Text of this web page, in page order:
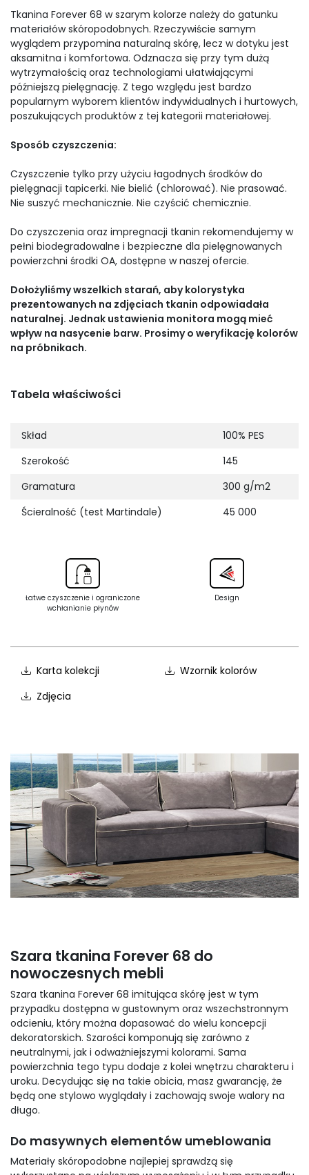
Tkanina Forever 68 w szarym kolorze należy do gatunku
materiałów skóropodobnych. Rzeczywiście samym
wyglądem przypomina naturalną skórę, lecz w dotyku jest
aksamitna i komfortowa. Odznacza się przy tym dużą
wytrzymałością oraz technologiami ułatwiającymi
późniejszą pielęgnację. Z tego względu jest bardzo
popularnym wyborem klientów indywidualnych i hurtowych,
poszukujących produktów z tej kategorii materiałowej.
Sposób czyszczenia:
Czyszczenie tylko przy użyciu łagodnych środków do
pielęgnacji tapicerki. Nie bielić (chlorować). Nie prasować.
Nie suszyć mechanicznie. Nie czyścić chemicznie.
Do czyszczenia oraz impregnacji tkanin rekomendujemy w
pełni biodegradowalne i bezpieczne dla pielęgnowanych
powierzchni środki OA, dostępne w naszej ofercie.
Dołożyliśmy wszelkich starań, aby kolorystyka
prezentowanych na zdjęciach tkanin odpowiadała
naturalnej. Jednak ustawienia monitora mogą mieć
wpływ na nasycenie barw. Prosimy o weryfikację kolorów
na próbnikach.
Tabela właściwości
Skład
100% PES
Szerokość
145
Gramatura
300 g/m2
Ścieralność (test Martindale)
45 000
Łatwe czyszczenie i ograniczone
wchłanianie płynów
Design
Karta kolekcji
Wzornik kolorów
Zdjęcia
Szara tkanina Forever 68 do
nowoczesnych mebli
Szara tkanina Forever 68 imitująca skórę jest w tym
przypadku dostępna w gustownym oraz wszechstronnym
odcieniu, który można dopasować do wielu koncepcji
dekoratorskich. Szarości komponują się zarówno z
neutralnymi, jak i odważniejszymi kolorami. Sama
powierzchnia tego typu dodaje z kolei wnętrzu charakteru i
uroku. Decydując się na takie obicia, masz gwarancję, że
będą one stylowo wyglądały i zachowają swoje walory na
długo.
Do masywnych elementów umeblowania
Materiały skóropodobne najlepiej sprawdzą się